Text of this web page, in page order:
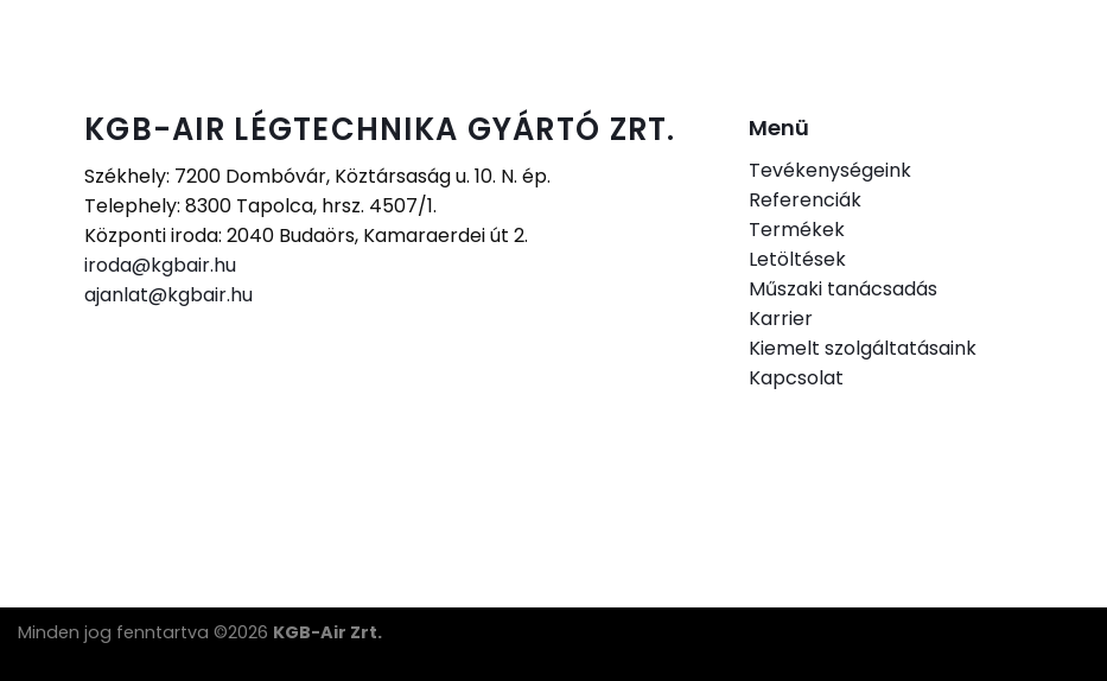
KGB-AIR LÉGTECHNIKA GYÁRTÓ ZRT.
Székhely: 7200 Dombóvár, Köztársaság u. 10. N. ép.
Telephely: 8300 Tapolca, hrsz. 4507/1.
Központi iroda: 2040 Budaörs, Kamaraerdei út 2.
iroda@kgbair.hu
ajanlat@kgbair.hu
Menü
Tevékenységeink
Referenciák
Termékek
Letöltések
Műszaki tanácsadás
Karrier
Kiemelt szolgáltatásaink
Kapcsolat
Minden jog fenntartva ©2026 KGB-Air Zrt.